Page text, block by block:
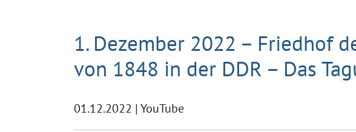
1. Dezember 2022 – Friedhof
von 1848 in der DDR – Das
01.12.2022 | YouTube